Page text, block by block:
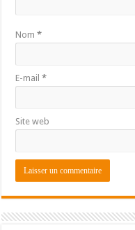
Nom*
E-mail*
Site web